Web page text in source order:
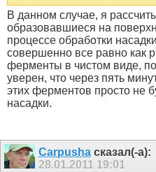
В данном случае, я
образовавшиеся на
процессе обработки
совершенно все равно как
ферменты в чистом виде,
уверен, что через пять
этих ферментов просто не
насадки.
Carpusha сказал(-а):
28.01.2011 19:01